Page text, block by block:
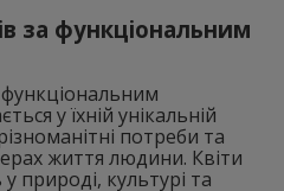
за функціональним
функціональним
у їхній унікальній
потреби та
життя людини. Квіти
природі, культурі та